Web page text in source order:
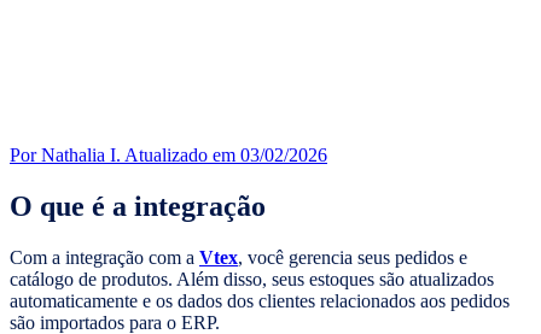
Por Nathalia I. Atualizado em 03/02/2026
O que é a integração
Com a integração com a Vtex, você gerencia seus pedidos e
catálogo de produtos. Além disso, seus estoques são atualizados
automaticamente e os dados dos clientes relacionados aos pedidos
são importados para o ERP.